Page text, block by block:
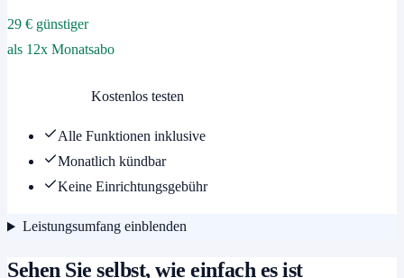
29 € günstiger
als 12x Monatsabo
Kostenlos testen
Alle Funktionen inklusive
Monatlich kündbar
Keine Einrichtungsgebühr
Leistungsumfang einblenden
Sehen Sie selbst, wie einfach es ist